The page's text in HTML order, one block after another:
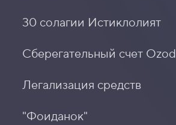
30 солагии Истиклолият
Сберегательный счет Ozod
Легализация средств
"Фоиданок"